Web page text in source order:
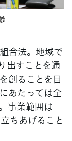
合法。地域で
出すことを通
創ることを目
あたっては全
事業範囲は
ちあげること